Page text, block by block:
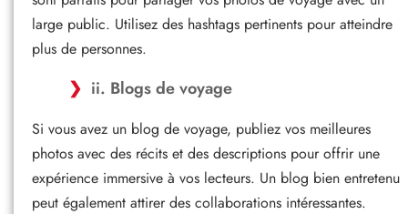
large public. Utilisez des hashtags pertinents pour atteindre
plus de personnes.
ii. Blogs de voyage
Si vous avez un blog de voyage, publiez vos meilleures
photos avec des récits et des descriptions pour offrir une
expérience immersive à vos lecteurs. Un blog bien entretenu
peut également attirer des collaborations intéressantes.